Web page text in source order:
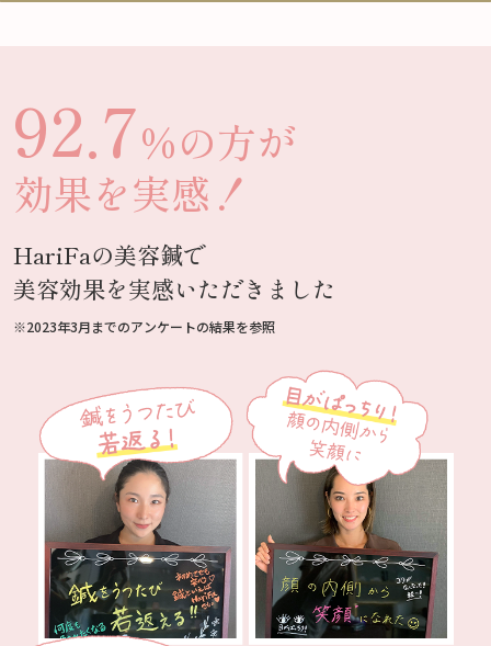
92.7%の方が
効果を実感！
HariFaの美容鍼で
美容効果を実感いただきました
※2023年3月までのアンケートの結果を参照